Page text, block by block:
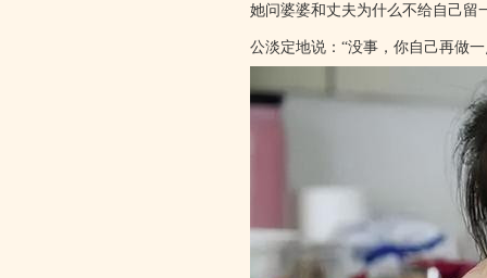
她问婆婆和丈夫为什么不给自己留
公淡定地说：“没事，你自己再做